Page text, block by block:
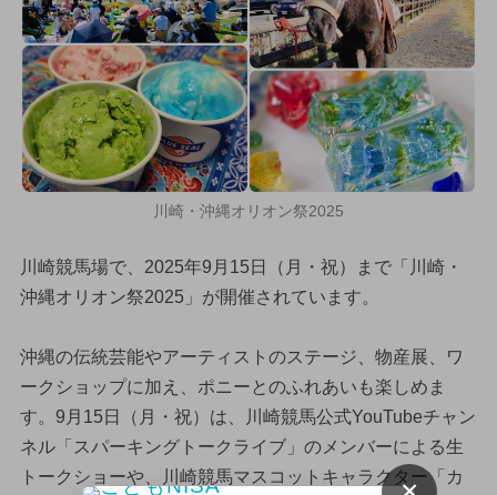
川崎・沖縄オリオン祭2025
川崎競馬場で、2025年9月15日（月・祝）まで「川崎・
沖縄オリオン祭2025」が開催されています。
沖縄の伝統芸能やアーティストのステージ、物産展、ワ
ークショップに加え、ポニーとのふれあいも楽しめま
す。9月15日（月・祝）は、川崎競馬公式YouTubeチャン
ネル「スパーキングトークライブ」のメンバーによる生
トークショーや、川崎競馬マスコットキャラクター「カ